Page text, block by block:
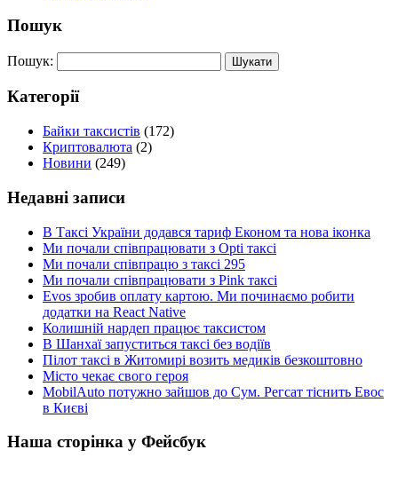
Пошук
Пошук:
Категорії
Байки таксистів (172)
Криптовалюта (2)
Новини (249)
Недавні записи
В Таксі України додався тариф Економ та нова іконка
Ми почали співпрацювати з Opti таксі
Ми почали співпрацю з таксі 295
Ми почали співпрацювати з Pink таксі
Evos зробив оплату картою. Ми починаємо робити
додатки на React Native
Колишній нардеп працює таксистом
В Шанхаї запуститься таксі без водіїв
Пілот таксі в Житомирі возить медиків безкоштовно
Місто чекає свого героя
MobilAuto потужно зайшов до Сум. Регсат тіснить Евос
в Києві
Наша сторінка у Фейсбук